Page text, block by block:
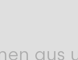
aus